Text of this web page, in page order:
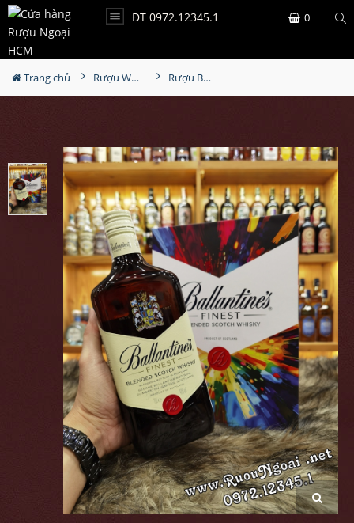
ĐT 0972.12345.1 0
Trang chủ Rượu Whisky Rượu Ballantine's Finest Hộp Quà 2025